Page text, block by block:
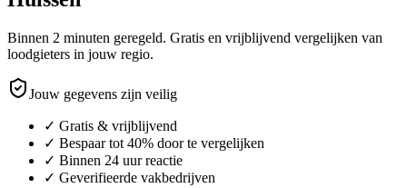
Binnen 2 minuten geregeld. Gratis en vrijblijvend vergelijken van
loodgieters in jouw regio.
Jouw gegevens zijn veilig
✓ Gratis & vrijblijvend
✓ Bespaar tot 40% door te vergelijken
✓ Binnen 24 uur reactie
✓ Geverifieerde vakbedrijven